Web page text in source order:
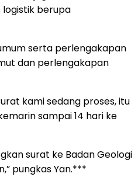
berupa
serta perlengakapan
dan perlengakapan
kami sedang proses, itu
sampai 14 hari ke
surat ke Badan Geologi
pungkas Yan.***